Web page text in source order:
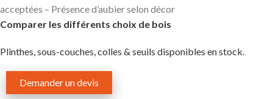
acceptées – Présence d’aubier selon décor
Comparer les différents choix de bois
Plinthes, sous-couches, colles & seuils disponibles en stock.
Demander un devis